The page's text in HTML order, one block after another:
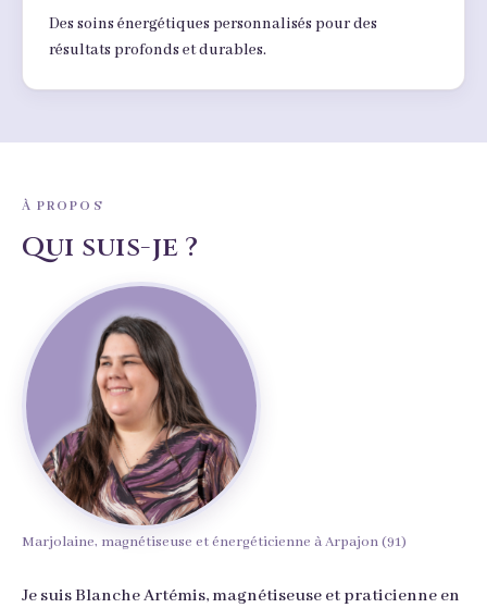
Des soins énergétiques personnalisés pour des
résultats profonds et durables.
À PROPOS
Qui suis-je ?
Marjolaine, magnétiseuse et énergéticienne à Arpajon (91)
Je suis Blanche Artémis, magnétiseuse et praticienne en